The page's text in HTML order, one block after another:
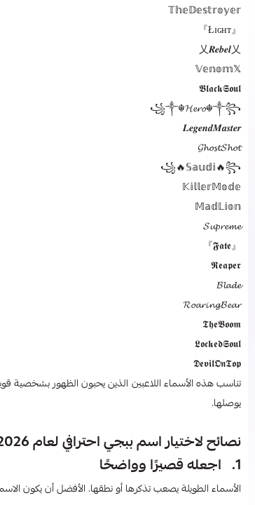
𝕋𝕙𝕖𝔻𝕖𝕤𝕥𝕣𝕠𝕪𝕖𝕣
『Łɪɢʜᴛ』
乂𝑹𝒆𝒃𝒆𝒍乂
𝕍𝕖𝕟𝕠𝕞𝕏
𝕭𝖑𝖆𝖈𝖐𝕾𝖔𝖚𝖑
꧁༒☬𝓗𝓮𝓻𝓸☬༒꧂
𝑳𝒆𝒈𝒆𝒏𝒅𝑴𝒂𝒔𝒕𝒆𝒓
𝓖𝓱𝓸𝓼𝓽𝓢𝓱𝓸𝓽
꧁🔥𝕊𝕒𝕦𝕕𝕚🔥꧂
𝕂𝕚𝕝𝕝𝕖𝕣𝕄𝕠𝕕𝕖
𝕄𝕒𝕕𝕃𝕚𝕠𝕟
𝓢𝓾𝓹𝓻𝓮𝓶𝓮
『𝕱𝖆𝖙𝖊』
𝕽𝖊𝖆𝖕𝖊𝖗
𝓑𝓵𝓪𝓭𝓮
𝓡𝓸𝓪𝓻𝓲𝓷𝓰𝓑𝓮𝓪𝓻
𝕿𝖍𝖊𝕭𝖔𝖔𝖒
𝕷𝖔𝖈𝖐𝖊𝖉𝕾𝖔𝖚𝖑
𝕯𝖊𝖛𝖎𝖑𝕺𝖓𝕿𝖔𝖕
تناسب هذه الأسماء اللاعبين الذين يحبون الظهور بشخصية
يوصلها.
نصائح لاختيار اسم ببجي احترافي لعام 2026
1. اجعله قصيرًا وواضحًا
الأسماء الطويلة يصعب تذكرها أو نطقها. الأفضل أن يكون الاسم من 4 إلى 8 حروف كحد أقصى، ليكون جذابًا